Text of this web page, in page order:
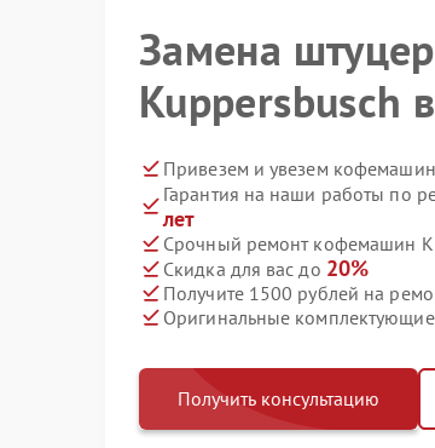
Замена
Kuppersbusch
Привезем и увезем
Гарантия на наши работы по
лет
Срочный ремонт кофемашин
Скидка для вас до 20%
Получите 1500 рублей на
Оригинальные
Получить консультацию